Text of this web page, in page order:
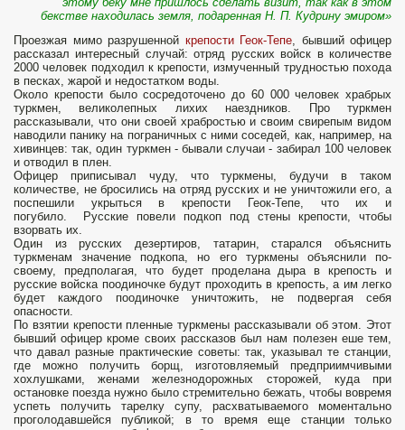
бекстве находилась земля, подаренная Н. П. Кудрину эмиром»
Проезжая мимо разрушенной крепости Геок-Тепе, бывший офицер
рассказал интересный случай: отряд русских войск в количестве
2000 человек подходил к крепости, измученный трудностью похода
в песках, жарой и недостатком воды.
Около крепости было сосредоточено до 60 000 человек храбрых
туркмен, великолепных лихих наездников. Про туркмен
рассказывали, что они своей храбростью и своим свирепым видом
наводили панику на пограничных с ними соседей, как, например, на
хивинцев: так, один туркмен - бывали случаи - забирал 100 человек
и отводил в плен.
Офицер приписывал чуду, что туркмены, будучи в таком
количестве, не бросились на отряд русских и не уничтожили его, а
поспешили укрыться в крепости Геок-Тепе, что их и
погубило. Русские повели подкоп под стены крепости, чтобы
взорвать их.
Один из русских дезертиров, татарин, старался объяснить
туркменам значение подкопа, но его туркмены объяснили по-
своему, предполагая, что будет проделана дыра в крепость и
русские войска поодиночке будут проходить в крепость, а им легко
будет каждого поодиночке уничтожить, не подвергая себя
опасности.
По взятии крепости пленные туркмены рассказывали об этом. Этот
бывший офицер кроме своих рассказов был нам полезен еше тем,
что давал разные практические советы: так, указывал те станции,
где можно получить борщ, изготовляемый предприимчивыми
хохлушками, женами железнодорожных сторожей, куда при
остановке поезда нужно было стремительно бежать, чтобы вовремя
успеть получить тарелку супу, расхватываемого моментально
проголодавшейся публикой; в то время еще станции только